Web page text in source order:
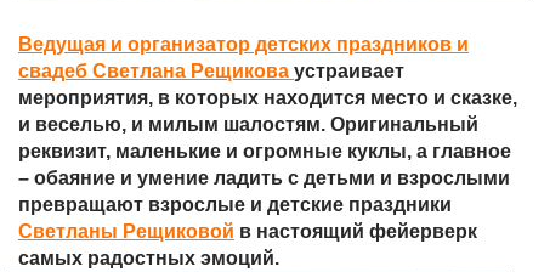
Ведущая и организатор детских праздников и
свадеб Светлана Рещикова устраивает
мероприятия, в которых находится место и сказке,
и веселью, и милым шалостям. Оригинальный
реквизит, маленькие и огромные куклы, а главное
– обаяние и умение ладить с детьми и взрослыми
превращают взрослые и детские праздники
Светланы Рещиковой в настоящий фейерверк
самых радостных эмоций.